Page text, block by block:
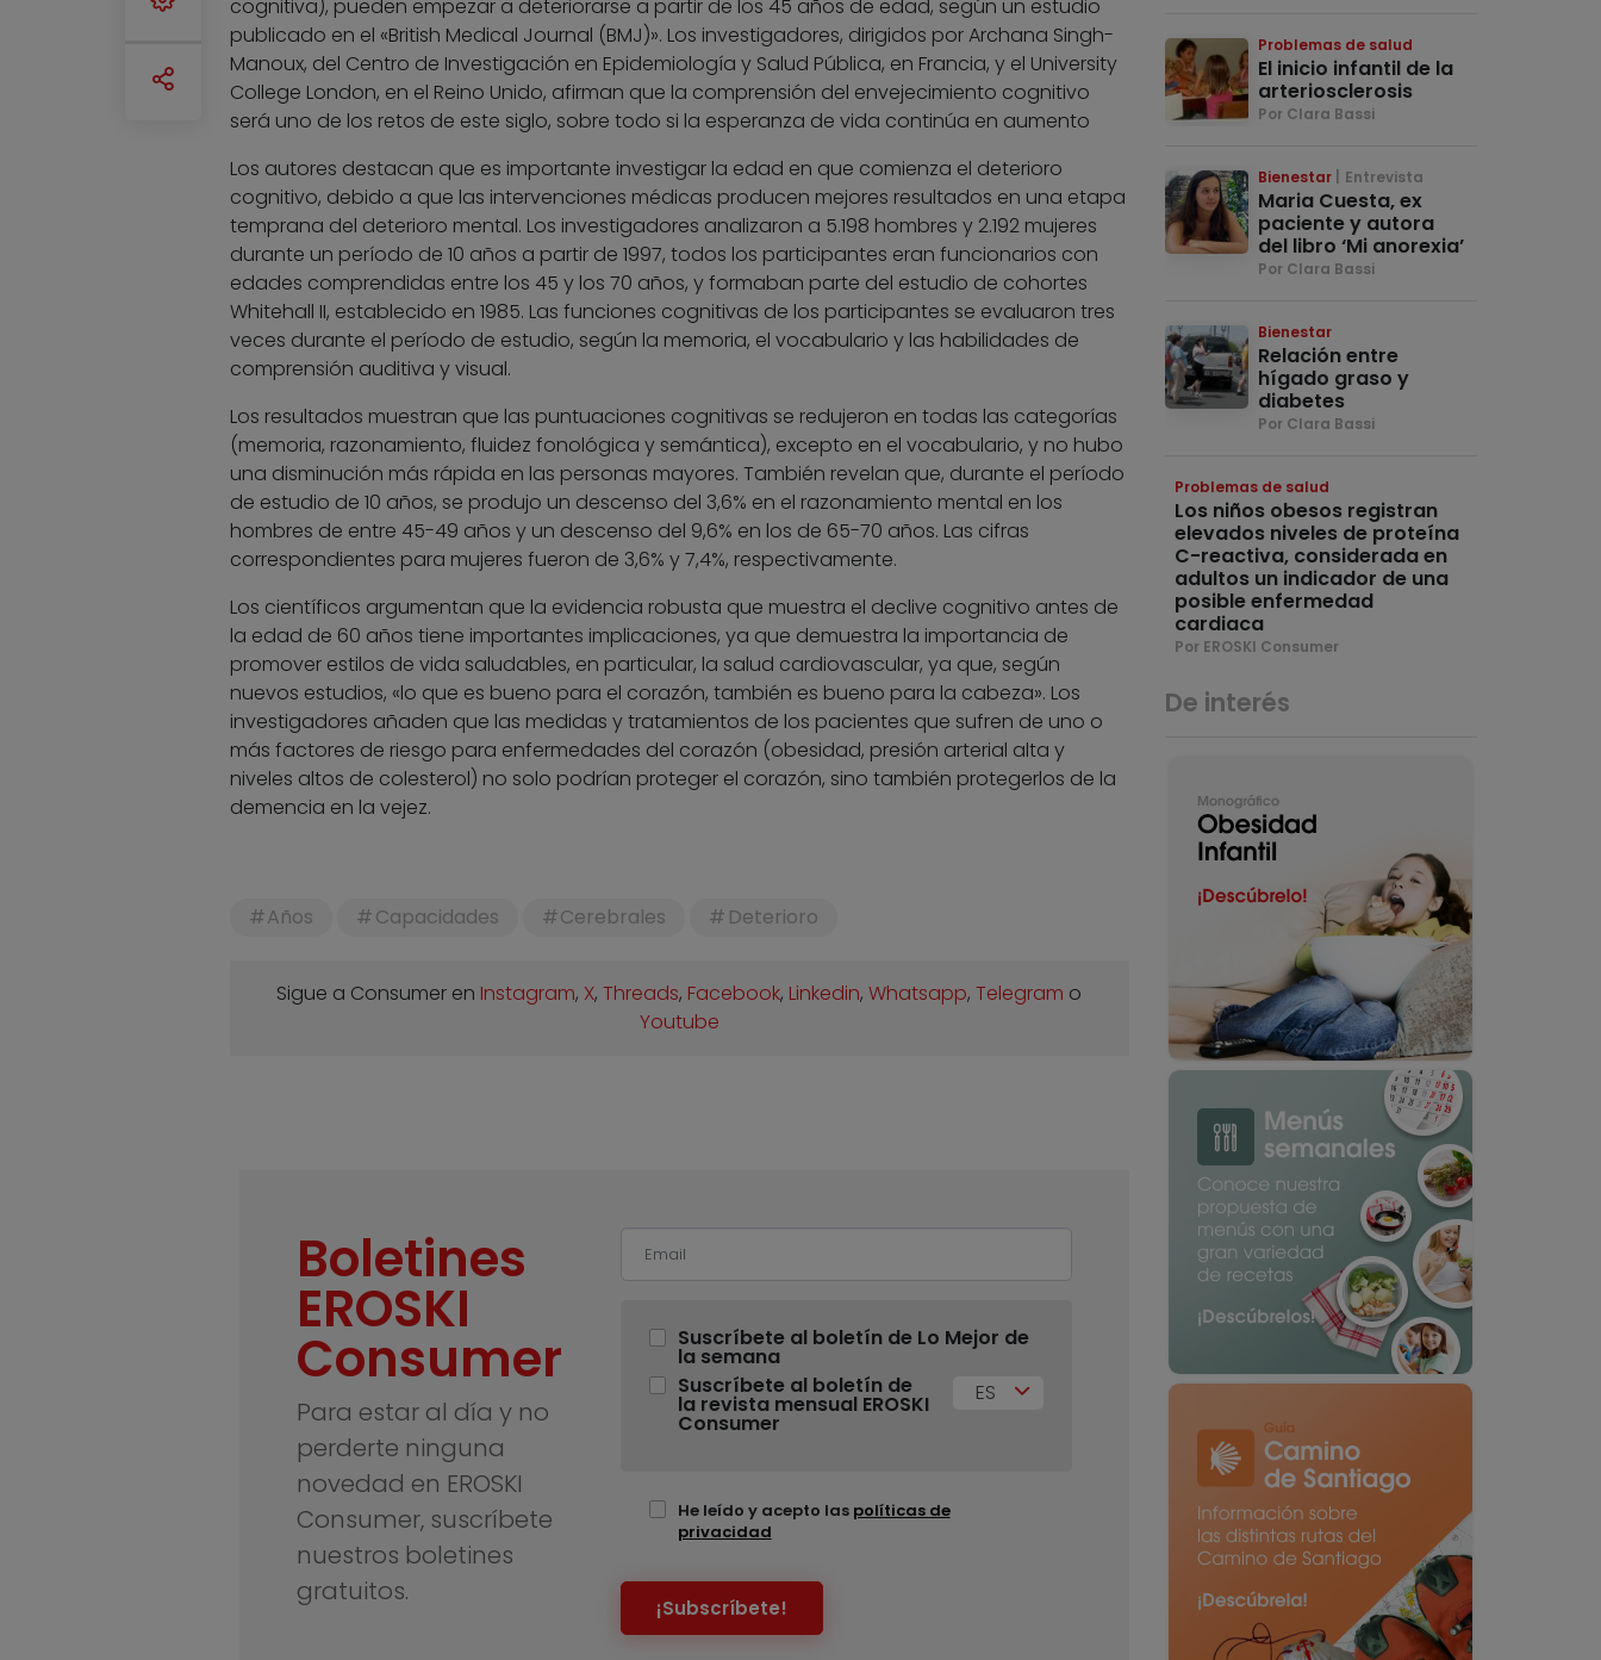
cognitiva), pueden empezar a deteriorarse a partir de los 45 años de edad, según un estudio
publicado en el «British Medical Journal (BMJ)». Los investigadores, dirigidos por Archana Singh-
Manoux, del Centro de Investigación en Epidemiología y Salud Pública, en Francia, y el University
College London, en el Reino Unido, afirman que la comprensión del envejecimiento cognitivo
será uno de los retos de este siglo, sobre todo si la esperanza de vida continúa en aumento
Los autores destacan que es importante investigar la edad en que comienza el deterioro
cognitivo, debido a que las intervenciones médicas producen mejores resultados en una etapa
temprana del deterioro mental. Los investigadores analizaron a 5.198 hombres y 2.192 mujeres
durante un período de 10 años a partir de 1997, todos los participantes eran funcionarios con
edades comprendidas entre los 45 y los 70 años, y formaban parte del estudio de cohortes
Whitehall II, establecido en 1985. Las funciones cognitivas de los participantes se evaluaron tres
veces durante el período de estudio, según la memoria, el vocabulario y las habilidades de
comprensión auditiva y visual.
Los resultados muestran que las puntuaciones cognitivas se redujeron en todas las categorías
(memoria, razonamiento, fluidez fonológica y semántica), excepto en el vocabulario, y no hubo
una disminución más rápida en las personas mayores. También revelan que, durante el período
de estudio de 10 años, se produjo un descenso del 3,6% en el razonamiento mental en los
hombres de entre 45-49 años y un descenso del 9,6% en los de 65-70 años. Las cifras
correspondientes para mujeres fueron de 3,6% y 7,4%, respectivamente.
Los científicos argumentan que la evidencia robusta que muestra el declive cognitivo antes de
la edad de 60 años tiene importantes implicaciones, ya que demuestra la importancia de
promover estilos de vida saludables, en particular, la salud cardiovascular, ya que, según
nuevos estudios, «lo que es bueno para el corazón, también es bueno para la cabeza». Los
investigadores añaden que las medidas y tratamientos de los pacientes que sufren de uno o
más factores de riesgo para enfermedades del corazón (obesidad, presión arterial alta y
niveles altos de colesterol) no solo podrían proteger el corazón, sino también protegerlos de la
demencia en la vejez.
Años Capacidades Cerebrales Deterioro
Sigue a Consumer en Instagram, X,Threads, Facebook, Linkedin,Whatsapp,Telegram o
Youtube
Boletines
EROSKI
Consumer
Para estar al día y no
perderte ninguna
novedad en EROSKI
Consumer, suscríbete
nuestros boletines
gratuitos.
Suscríbete al boletín de Lo Mejor de
la semana
Suscríbete al boletín de
la revista mensual EROSKI
Consumer
ES
He leído y acepto las políticas de
privacidad
¡Subscríbete!
Problemas de salud
El inicio infantil de la
arteriosclerosis
Por Clara Bassi
Bienestar Entrevista
Maria Cuesta, ex
paciente y autora
del libro ‘Mi anorexia’
Por Clara Bassi
Bienestar
Relación entre
hígado graso y
diabetes
Por Clara Bassi
Problemas de salud
Los niños obesos registran
elevados niveles de proteína
C-reactiva, considerada en
adultos un indicador de una
posible enfermedad
cardiaca
Por EROSKI Consumer
De interés